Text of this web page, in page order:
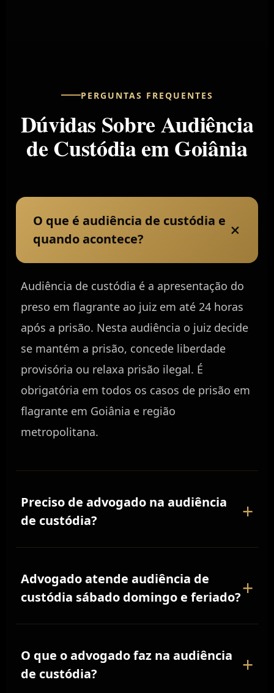
PERGUNTAS FREQUENTES
Dúvidas Sobre Audiência
de Custódia em Goiânia
O que é audiência de custódia e
quando acontece?
+
Audiência de custódia é a apresentação do
preso em flagrante ao juiz em até 24 horas
após a prisão. Nesta audiência o juiz decide
se mantém a prisão, concede liberdade
provisória ou relaxa prisão ilegal. É
obrigatória em todos os casos de prisão em
flagrante em Goiânia e região
metropolitana.
Preciso de advogado na audiência
de custódia?
+
Embora exista defensor público, advogado
particular oferece atendimento
personalizado desde delegacia, prepara
na audiência. Defesa técnica qualificada
Advogado atende audiência de
custódia sábado domingo e feriado?+
sábados, domingos e feriados. Audiências
de custódia acontecem todos os dias em
O que o advogado faz na audiência
de custódia?
+